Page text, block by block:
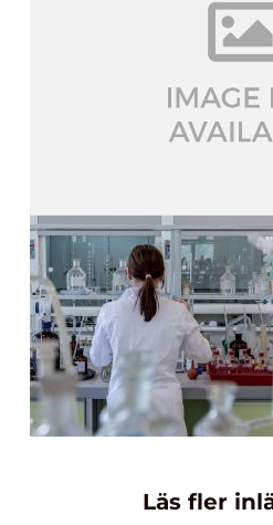
Läs fler